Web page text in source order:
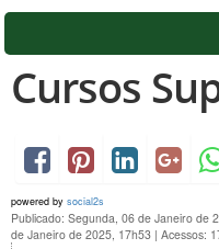
Cursos
powered by social2s
Publicado: Segunda, 06 de Janeiro de
de Janeiro de 2025, 17h53 | Acessos: